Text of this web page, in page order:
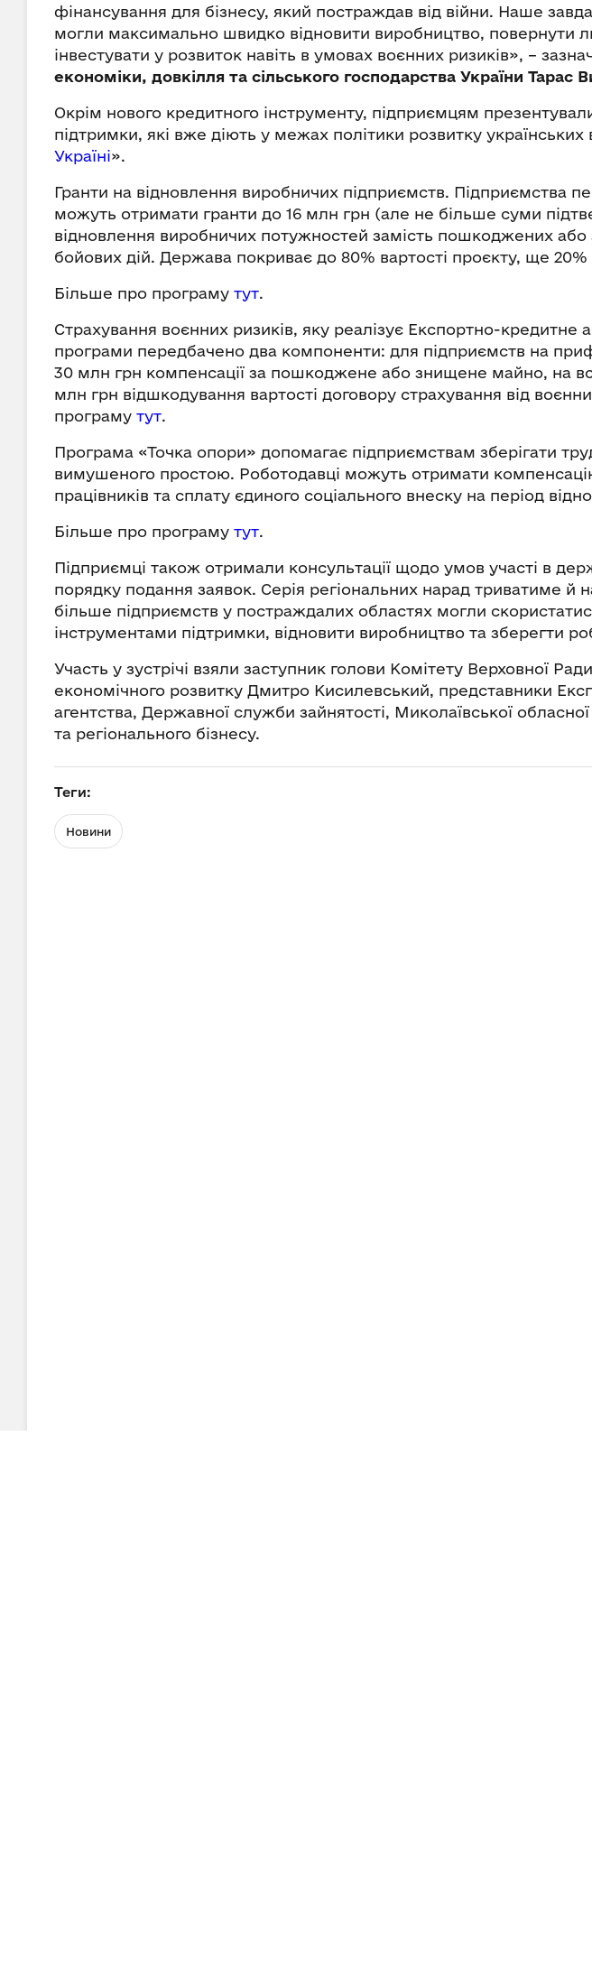
фінансування для бізнесу, який постраждав від війни. Наше
могли максимально швидко відновити виробництво, повернути
інвестувати у розвиток навіть в умовах воєнних ризиків», –
економіки, довкілля та сільського господарства України Тарас
Окрім нового кредитного інструменту, підприємцям
підтримки, які вже діють у межах політики розвитку українських
Україні».
Гранти на відновлення виробничих підприємств. Підприємства
можуть отримати гранти до 16 млн грн (але не більше суми
відновлення виробничих потужностей замість пошкоджених
бойових дій. Держава покриває до 80% вартості проєкту, ще 20%
Більше про програму тут.
Страхування воєнних ризиків, яку реалізує Експортно-кредитне
програми передбачено два компоненти: для підприємств на
30 млн грн компенсації за пошкоджене або знищене майно, на
млн грн відшкодування вартості договору страхування від
програму тут.
Програма «Точка опори» допомагає підприємствам зберігати
вимушеного простою. Роботодавці можуть отримати
працівників та сплату єдиного соціального внеску на період
Більше про програму тут.
Підприємці також отримали консультації щодо умов участі в
порядку подання заявок. Серія регіональних нарад триватиме й
більше підприємств у постраждалих областях могли
інструментами підтримки, відновити виробництво та зберегти
Участь у зустрічі взяли заступник голови Комітету Верховної
економічного розвитку Дмитро Кисилевський, представники
агентства, Державної служби зайнятості, Миколаївської обласної
та регіонального бізнесу.
Теги:
Новини